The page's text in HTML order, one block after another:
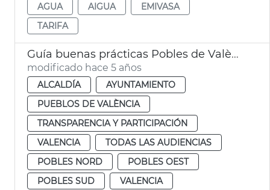
AGUA
AIGUA
EMIVASA
TARIFA
Guía buenas prácticas Pobles de València
modificado hace 5 años
ALCALDÍA
AYUNTAMIENTO
PUEBLOS DE VALÈNCIA
TRANSPARENCIA Y PARTICIPACIÓN
VALENCIA
TODAS LAS AUDIENCIAS
POBLES NORD
POBLES OEST
POBLES SUD
VALENCIA